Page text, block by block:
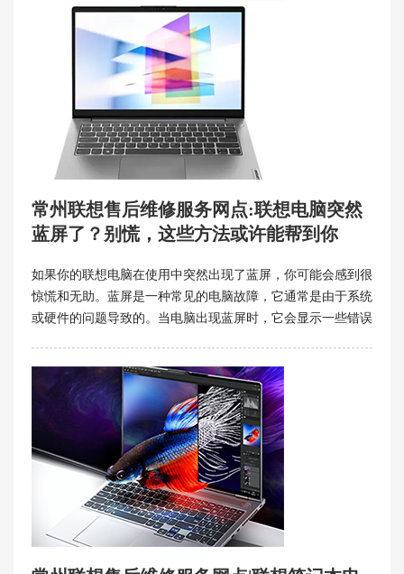
常州联想售后维修服务网点:联想电脑突然
蓝屏了？别慌，这些方法或许能帮到你
如果你的联想电脑在使用中突然出现了蓝屏，你可能会感到很
惊慌和无助。蓝屏是一种常见的电脑故障，它通常是由于系统
或硬件的问题导致的。当电脑出现蓝屏时，它会显示一些错误
求专业的帮助。